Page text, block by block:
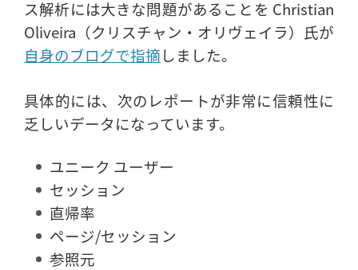
ス解析には大きな問題があることを Christian
Oliveira（クリスチャン・オリヴェイラ）氏が
自身のブログで指摘しました。
具体的には、次のレポートが非常に信頼性に
乏しいデータになっています。
ユニーク ユーザー
セッション
直帰率
ページ/セッション
参照元